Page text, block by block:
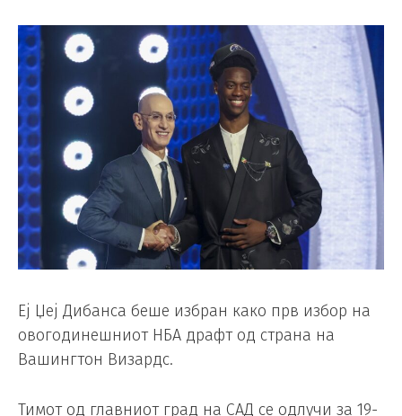
Еј Џеј Дибанса беше избран како прв избор на
овогодинешниот НБА драфт од страна на
Вашингтон Визардс.
Тимот од главниот град на САД се одлучи за 19-